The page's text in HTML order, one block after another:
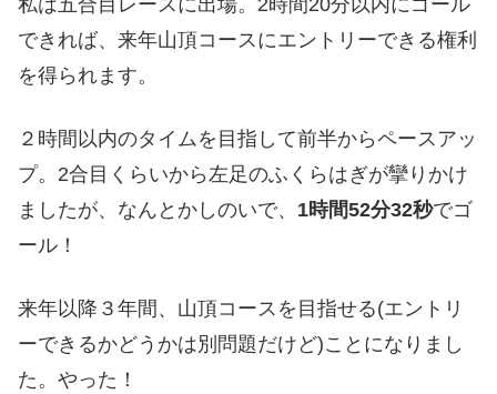
できれば、来年山頂コースにエントリーできる権利
を得られます。
２時間以内のタイムを目指して前半からペースアッ
プ。2合目くらいから左足のふくらはぎが攣りかけ
ましたが、なんとかしのいで、 1時間52分32秒でゴ
ール！
来年以降３年間、山頂コースを目指せる(エントリ
ーできるかどうかは別問題だけど)ことになりまし
た。やった！